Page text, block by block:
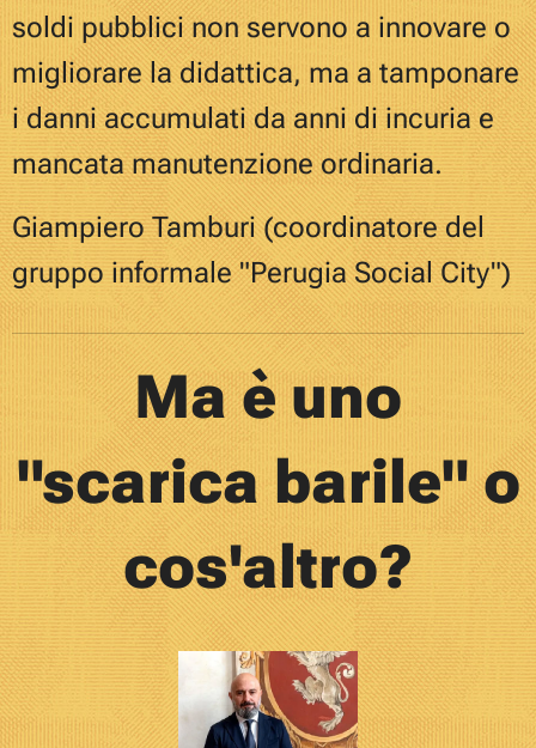
soldi pubblici non servono a innovare o
migliorare la didattica, ma a tamponare
i danni accumulati da anni di incuria e
mancata manutenzione ordinaria.
Giampiero Tamburi (coordinatore del
gruppo informale "Perugia Social City")
Ma è uno
"scarica barile" o
cos'altro?